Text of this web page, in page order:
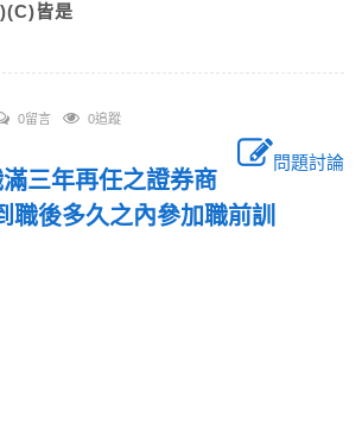
皆是
0留言 0追蹤
問題討論
三年再任之證券商
職後多久之內參加職前訓